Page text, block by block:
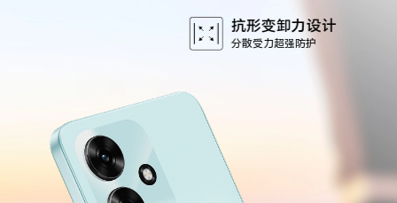
抗形变卸力设计
分散受力超强防护